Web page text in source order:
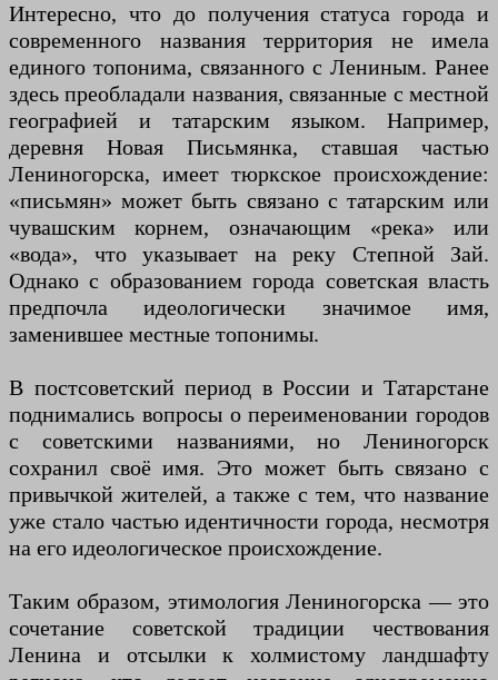
Интересно, что до получения статуса города и
современного названия территория не имела
единого топонима, связанного с Лениным. Ранее
здесь преобладали названия, связанные с местной
географией и татарским языком. Например,
деревня Новая Письмянка, ставшая частью
Лениногорска, имеет тюркское происхождение:
«письмян» может быть связано с татарским или
чувашским корнем, означающим «река» или
«вода», что указывает на реку Степной Зай.
Однако с образованием города советская власть
предпочла идеологически значимое имя,
заменившее местные топонимы.
В постсоветский период в России и Татарстане
поднимались вопросы о переименовании городов
с советскими названиями, но Лениногорск
сохранил своё имя. Это может быть связано с
привычкой жителей, а также с тем, что название
уже стало частью идентичности города, несмотря
на его идеологическое происхождение.
Таким образом, этимология Лениногорска — это
сочетание советской традиции чествования
Ленина и отсылки к холмистому ландшафту